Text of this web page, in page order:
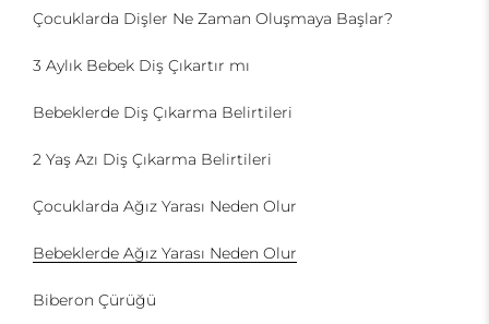
Çocuklarda Dişler Ne Zaman Oluşmaya Başlar?
3 Aylık Bebek Diş Çıkartır mı
Bebeklerde Diş Çıkarma Belirtileri
2 Yaş Azı Diş Çıkarma Belirtileri
Çocuklarda Ağız Yarası Neden Olur
Bebeklerde Ağız Yarası Neden Olur
Biberon Çürüğü